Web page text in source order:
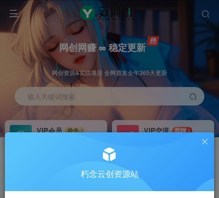
网创网赚 ∞ 稳定更新
网创资源&实战项目 全网首发全年365天更新
输入关键词搜索
VIP会员
抢先
VIP交流
群聊
研究探讨更多创业项目路子。
会员专属推广链接
搭建同款网站，自己当老板
朽念云创资源站